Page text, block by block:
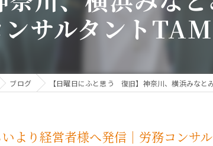
ンサルタント
ブログ 【日曜日にふと思う 復旧】神奈川、横浜みなと
より経営者様へ発信｜労務コンサ